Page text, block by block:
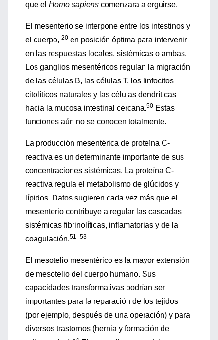
que el Homo sapiens comenzara a erguirse.
El mesenterio se interpone entre los intestinos y
el cuerpo, 20 en posición óptima para intervenir
en las respuestas locales, sistémicas o ambas.
Los ganglios mesentéricos regulan la migración
de las células B, las células T, los linfocitos
citolíticos naturales y las células dendríticas
hacia la mucosa intestinal cercana.50 Estas
funciones aún no se conocen totalmente.
La producción mesentérica de proteína C-
reactiva es un determinante importante de sus
concentraciones sistémicas. La proteína C-
reactiva regula el metabolismo de glúcidos y
lípidos. Datos sugieren cada vez más que el
mesenterio contribuye a regular las cascadas
sistémicas fibrinolíticas, inflamatorias y de la
coagulación.51–53
El mesotelio mesentérico es la mayor extensión
de mesotelio del cuerpo humano. Sus
capacidades transformativas podrían ser
importantes para la reparación de los tejidos
(por ejemplo, después de una operación) y para
diversos trastornos (hernia y formación de